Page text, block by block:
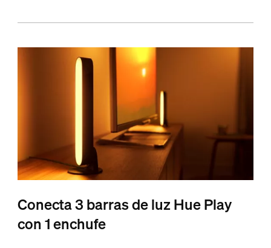
Conecta 3 barras de luz Hue Play
con 1 enchufe